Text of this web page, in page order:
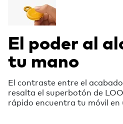
El poder al
tu mano
El contraste entre el
resalta el superbotón de
rápido encuentra tu móvil en